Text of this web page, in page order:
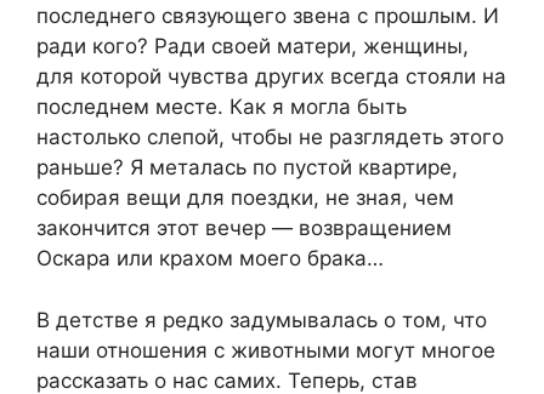
последнего связующего звена с прошлым. И
ради кого? Ради своей матери, женщины,
для которой чувства других всегда стояли на
последнем месте. Как я могла быть
настолько слепой, чтобы не разглядеть этого
раньше? Я металась по пустой квартире,
собирая вещи для поездки, не зная, чем
закончится этот вечер — возвращением
Оскара или крахом моего брака…
В детстве я редко задумывалась о том, что
наши отношения с животными могут многое
рассказать о нас самих. Теперь, став